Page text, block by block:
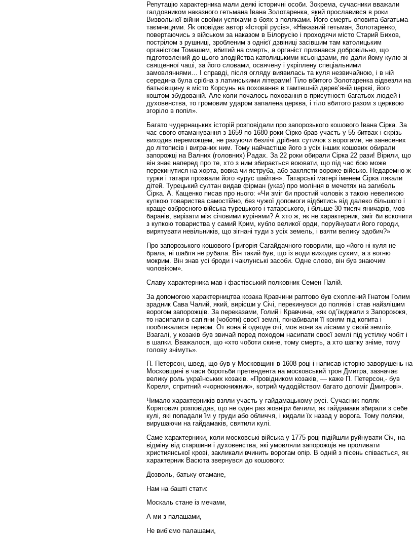
Репутацію характерника мали деякі історичні особи. Зокрема, сучасники вважали
галдовником наказного гетьмана Івана Золотаренка, який прославився в роки
Визвольної війни своїми успіхами в боях з поляками. Його смерть оповита багатьма
таємницями. Як оповідає автор «Історії русів», «Наказний гетьман, Золотаренко,
повертаючись з військом за наказом в Білорусію і проходячи місто Старий Бихов,
пострілом з рушниці, зробленим з однієї дзвіниці засівшим там католицьким
органістом Томашем, вбитий на смерть, а органіст признався добровільно, що
підготовлений до цього злодійства католицькими ксьондзами, які дали йому кулю зі
священної чаші, за його словами, освячену і укріплену спеціальними
замовляннями… І справді, після огляду виявилась та куля незвичайною, і в ній
середина була срібна з латинськими літерами! Тіло вбитого Золотаренка відвезли на
батьківщину в місто Корсунь на поховання в тамтешній дерев’яній церкві, його
коштом збудованій. Але коли почалось поховання в присутності багатьох людей і
духовенства, то громовим ударом запалена церква, і тіло вбитого разом з церквою
згоріло в попіл».
Багато чудернацьких історій розповідали про запорозького кошового Івана Сірка. За
час свого отаманування з 1659 по 1680 роки Сірко брав участь у 55 битвах і скрізь
виходив переможцем, не рахуючи безлічі дрібних сутичок з ворогами, не занесених
до літописів і виграних ним. Тому найчастіше його з усіх інших кошових обирали
запорожці на Валних (головних) Радах. За 22 роки обирали Сірка 22 рази! Вірили, що
він знає наперед про те, хто з ним збирається воювати, що під час бою може
перекинутися на хорта, вовка чи яструба, або заклясти вороже військо. Недаремно ж
турки і татари прозвали його «урус шайтан». Татарські матері іменем Сірка лякали
дітей. Турецький султан видав фірман (указ) про моління в мечетях на загибель
Сірка. А. Кащенко писав про нього: «Чи зміг би простий чоловік з такою невеликою
купкою товариства самостійно, без чужої допомоги відбитись від далеко більшого і
краще озброєного війська турецького і татарського, і більше 30 тисяч яничарів, мов
баранів, вирізати між січовими курінями? А хто ж, як не характерник, зміг би вскочити
з купкою товариства у самий Крим, кубло великої орди, поруйнувати його городи,
вирятувати невіль­ників, що зігнані туди з усіх земель, і взяти велику здобич?»
Про запорозького кошового Григорія Сагайдачного говорили, що «його ні куля не
брала, ні шабля не рубала. Він такий був, що із води виходив сухим, а з вогню
мокрим. Він знав усі броди і чаклунські засоби. Одне слово, він був знаючим
чоловіком».
Славу характерника мав і фастівський полковник Семен Палій.
За допомогою характерництва козака Кравчини раптово був схоплений Гнатом Голим
зрадник Сава Чалий, який, вирісши у Січі, перекинувся до поляків і став найзлішим
ворогом запорожців. За переказами, Голий і Кравчина, «як од’їжджали з Запорожжя,
то насипали в сап’яни (чоботи) своєї землі, понабивали її коням під копита і
пообтикалися терном. От вона й одводе очі, мов вони за лісами у своїй землі».
Взагалі, у козаків був звичай перед походом насипати своєї землі під устілку чобіт і
в шапки. Вважалося, що «хто чоботи скине, тому смерть, а хто шапку зніме, тому
голову знімуть».
П. Петерсон, швед, що був у Московщині в 1608 році і написав історію заворушень на
Московщині в часи боротьби претендента на московський трон Дмитра, зазначає
велику роль українських козаків. «Провідником козаків, — каже П. Петерсон,- був
Кореля, спритний «чорнокнижник», котрий чудодійством багато допоміг Дмитрові».
Чимало характерників взяли участь у гайдамацькому русі. Сучасник поляк
Корятович розповідав, що не один раз жовніри бачили, як гайдамаки збирали з себе
кулі, які попадали їм у груди або обличчя, і кидали їх назад у ворога. Тому поляки,
вирушаючи на гайдамаків, святили кулі.
Саме характерники, коли московські війська у 1775 році підійшли руйнувати Січ, на
відміну від старшини і духовенства, які умовляли запорожців не проливати
християнської крові, закликали вчинить ворогам опір. В одній з пісень співається, як
характерник Васюта звернувся до кошового:
Дозволь, батьку отамане,
Нам на башті стати:
Москаль стане із мечами,
А ми з палашами,
Не виб’ємо палашами,